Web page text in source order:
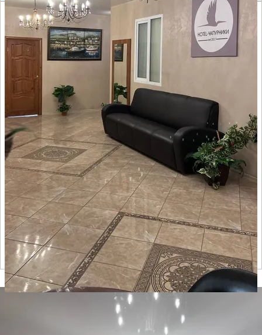
Отель Чапурники
Отзывов нет ● 28 номеров
Время заселения:28
Время выселения:14:00
Подробнее ➝